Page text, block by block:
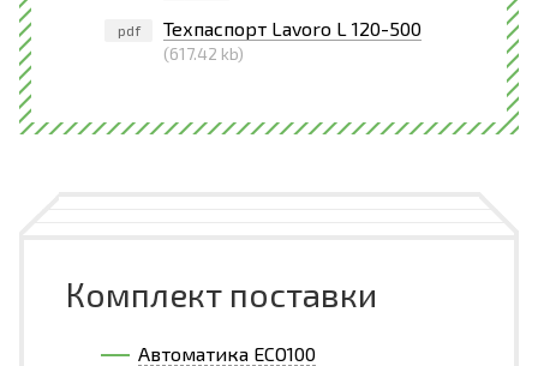
pdf Техпаспорт Lavoro L 120-500
(617.42 kb)
Комплект поставки
Автоматика ECO100